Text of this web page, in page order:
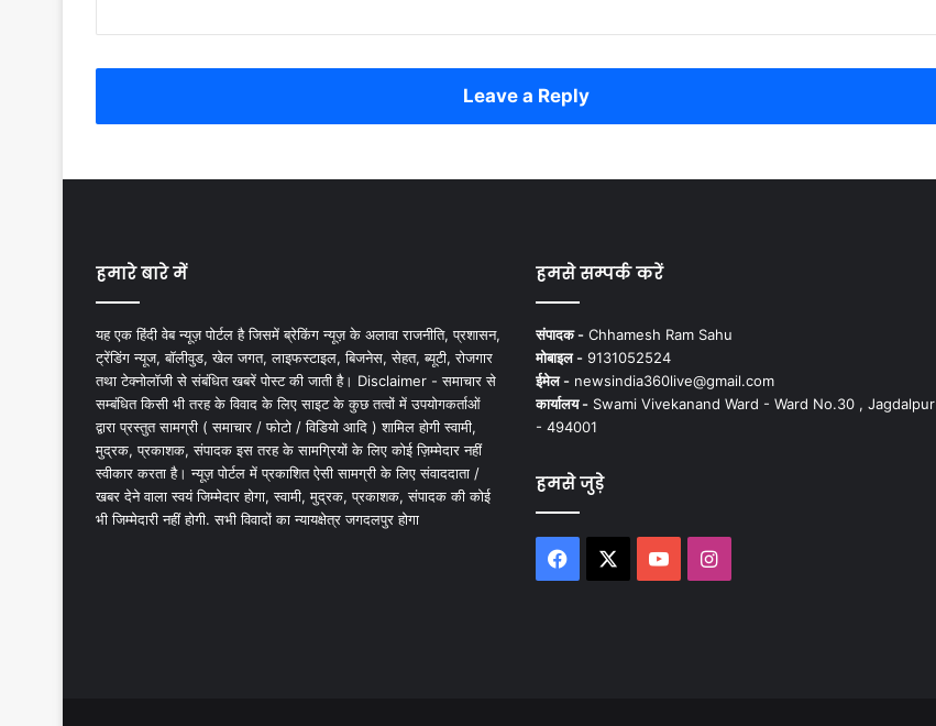
Leave a Reply
हमारे बारे में
यह एक हिंदी वेब न्यूज़ पोर्टल है जिसमें ब्रेकिंग न्यूज़ के अलावा राजनीति, प्रशासन,
ट्रेंडिंग न्यूज, बॉलीवुड, खेल जगत, लाइफस्टाइल, बिजनेस, सेहत, ब्यूटी, रोजगार
तथा टेक्नोलॉजी से संबंधित खबरें पोस्ट की जाती है। Disclaimer - समाचार से
सम्बंधित किसी भी तरह के विवाद के लिए साइट के कुछ तत्वों में उपयोगकर्ताओं
द्वारा प्रस्तुत सामग्री ( समाचार / फोटो / विडियो आदि ) शामिल होगी स्वामी,
मुद्रक, प्रकाशक, संपादक इस तरह के सामग्रियों के लिए कोई ज़िम्मेदार नहीं
स्वीकार करता है। न्यूज़ पोर्टल में प्रकाशित ऐसी सामग्री के लिए संवाददाता /
खबर देने वाला स्वयं जिम्मेदार होगा, स्वामी, मुद्रक, प्रकाशक, संपादक की कोई
भी जिम्मेदारी नहीं होगी. सभी विवादों का न्यायक्षेत्र जगदलपुर होगा
हमसे सम्पर्क करें
संपादक -Chhamesh Ram Sahu
मोबाइल -9131052524
ईमेल - newsindia360live@gmail.com
कार्यालय -Swami Vivekanand Ward - Ward No.30 , Jagdalpur
- 494001
हमसे जुड़े
Facebook YouTubeInstagram